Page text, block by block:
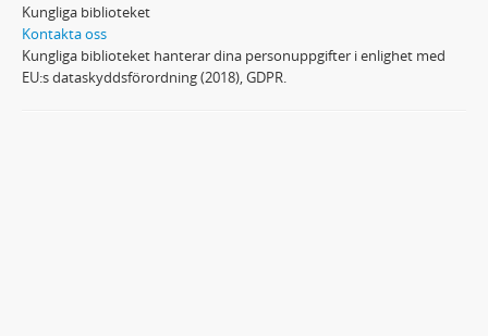
Kungliga biblioteket
Kontakta oss
Kungliga biblioteket hanterar dina personuppgifter i enlighet med
EU:s dataskyddsförordning (2018), GDPR.